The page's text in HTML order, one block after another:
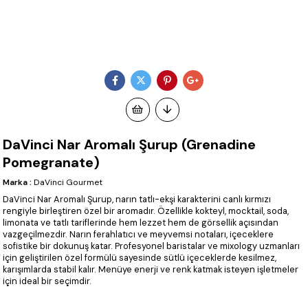
DaVinci Nar Aromalı Şurup (Grenadine
Pomegranate)
Marka : DaVinci Gourmet
DaVinci Nar Aromalı Şurup, narın tatlı-ekşi karakterini canlı kırmızı
rengiyle birleştiren özel bir aromadır. Özellikle kokteyl, mocktail, soda,
limonata ve tatlı tariflerinde hem lezzet hem de görsellik açısından
vazgeçilmezdir. Narın ferahlatıcı ve meyvemsi notaları, içeceklere
sofistike bir dokunuş katar. Profesyonel baristalar ve mixology uzmanları
için geliştirilen özel formülü sayesinde sütlü içeceklerde kesilmez,
karışımlarda stabil kalır. Menüye enerji ve renk katmak isteyen işletmeler
için ideal bir seçimdir.